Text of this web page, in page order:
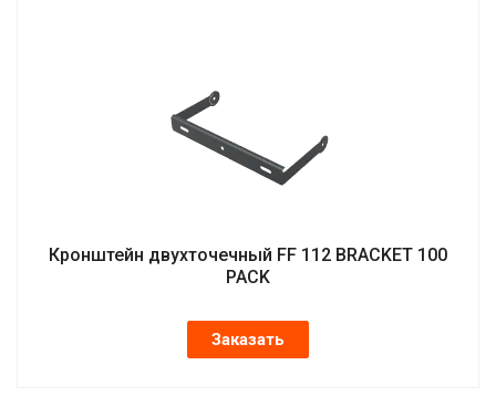
Кронштейн двухточечный FF 112 BRACKET 100
PACK
Заказать